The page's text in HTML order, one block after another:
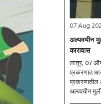
07 Aug
अल्पवयीन
कारावास
लातूर, 07 ऑगस्ट (हिं.स.)। मुरूड
प्रकरणात आरोपीला 20
प्रकरणातील आरोपी
अल्पवयीन